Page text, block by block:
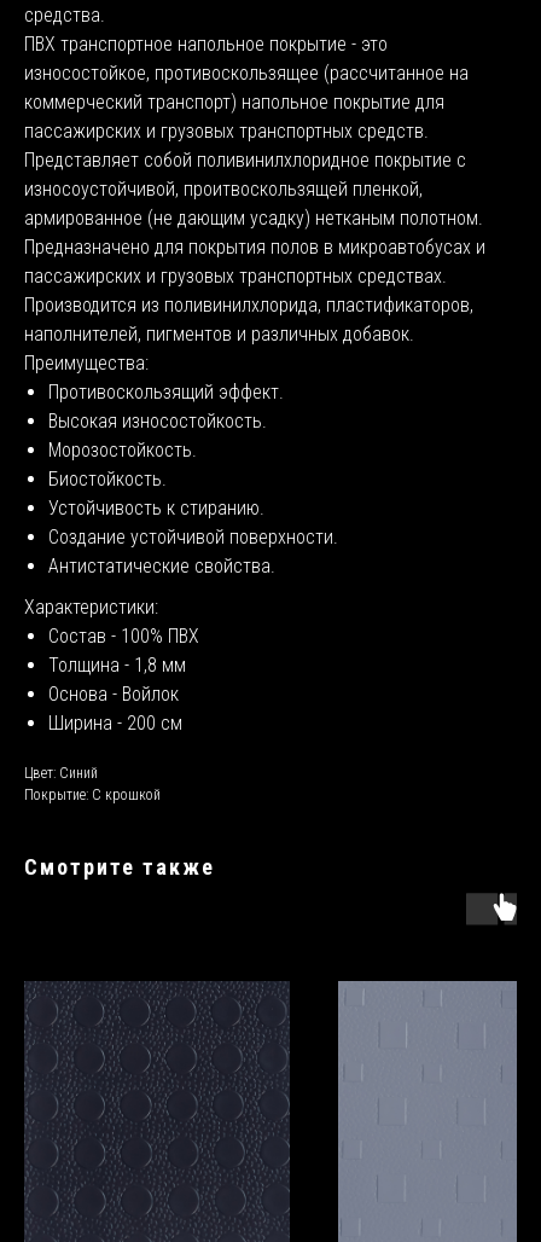
средства.
ПВХ транспортное напольное покрытие - это
износостойкое, противоскользящее (рассчитанное на
коммерческий транспорт) напольное покрытие для
пассажирских и грузовых транспортных средств.
Представляет собой поливинилхлоридное покрытие с
износоустойчивой, проитвоскользящей пленкой,
армированное (не дающим усадку) нетканым полотном.
Предназначено для покрытия полов в микроавтобусах и
пассажирских и грузовых транспортных средствах.
Производится из поливинилхлорида, пластификаторов,
наполнителей, пигментов и различных добавок.
Преимущества:
Противоскользящий эффект.
Высокая износостойкость.
Морозостойкость.
Биостойкость.
Устойчивость к стиранию.
Создание устойчивой поверхности.
Антистатические свойства.
Характеристики:
Состав - 100% ПВХ
Толщина - 1,8 мм
Основа - Войлок
Ширина - 200 см
Цвет: Синий
Покрытие: С крошкой
Смотрите также